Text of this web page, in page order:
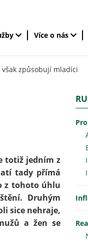
Více o nás
způsobují mladíci
totiž jedním z
tady přímá
z tohoto úhlu
Druhým
sice nehraje,
a žen se